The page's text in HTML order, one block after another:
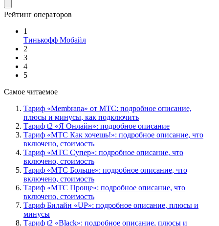
Рейтинг операторов
1
Тинькофф Мобайл
2
3
4
5
Самое читаемое
Тариф «Membrana» от МТС: подробное описание,
плюсы и минусы, как подключить
Тариф t2 «Я Онлайн»: подробное описание
Тариф «МТС Как хочешь!»: подробное описание, что
включено, стоимость
Тариф «МТС Супер»: подробное описание, что
включено, стоимость
Тариф «МТС Больше»: подробное описание, что
включено, стоимость
Тариф «МТС Проще»: подробное описание, что
включено, стоимость
Тариф Билайн «UP»: подробное описание, плюсы и
минусы
Тариф t2 «Black»: подробное описание, плюсы и